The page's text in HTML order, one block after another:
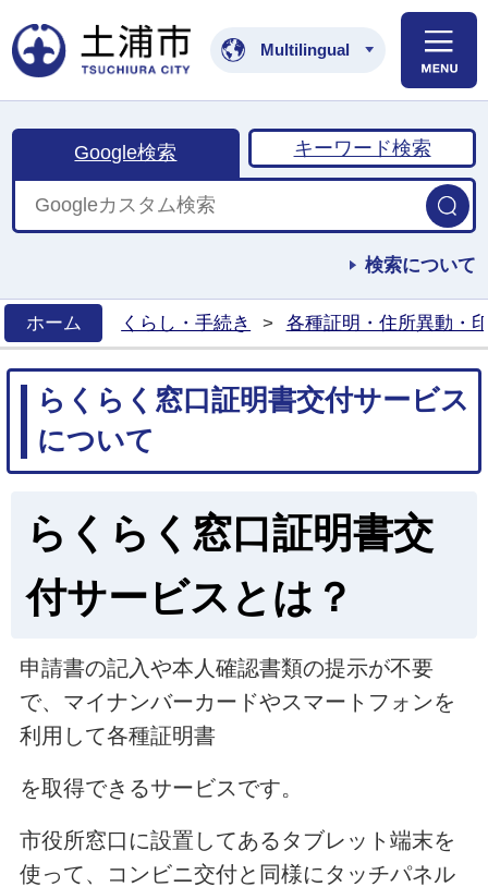
土浦市公式ホームペ
Multilingual
Google検索 キーワード検索
検索について
ホーム
くらし・手続き > 各種証明・住所異動・
らくらく窓口証明書交付サービス
について
らくらく窓口証明書交
付サービスとは？
申請書の記入や本人確認書類の提示が不要
で、マイナンバーカードやスマートフォンを
利用して各種証明書
を取得できるサービスです。
市役所窓口に設置してあるタブレット端末を
使って、コンビニ交付と同様にタッチパネル